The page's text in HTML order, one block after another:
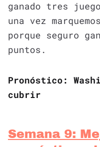
ganado tres
una vez
porque seguro
puntos.
Pronóstico:
cubrir
Semana 9: